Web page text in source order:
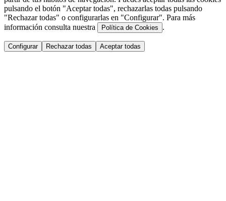
pulsando el botón "Aceptar todas", rechazarlas todas pulsando
"Rechazar todas" o configurarlas en "Configurar". Para más
información consulta nuestra
Política de Cookies .
Configurar Rechazar todas Aceptar todas